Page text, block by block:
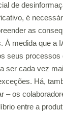
de
é
as
À medida que a
seus processos
ser cada vez
Há,
– os
entre a